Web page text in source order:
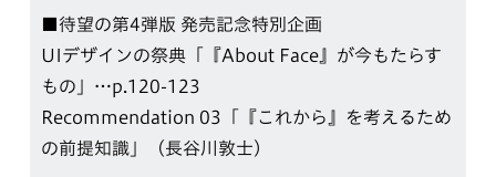
■待望の第4弾版 発売記念特別企画
UIデザインの祭典「『About Face』が今もたらす
もの」…p.120-123
Recommendation 03「『これから』を考えるため
の前提知識」（長谷川敦士）